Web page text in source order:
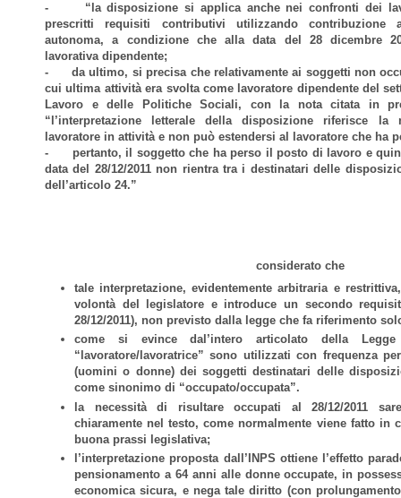
- “la disposizione si applica anche nei confronti dei
prescritti requisiti contributivi utilizzando contribuzione
autonoma, a condizione che alla data del 28 dicembre
lavorativa dipendente;
- da ultimo, si precisa che relativamente ai soggetti non
cui ultima attività era svolta come lavoratore dipendente del
Lavoro e delle Politiche Sociali, con la nota citata in
“l’interpretazione letterale della disposizione riferisce
lavoratore in attività e non può estendersi al lavoratore che ha
- pertanto, il soggetto che ha perso il posto di lavoro e
data del 28/12/2011 non rientra tra i destinatari delle
dell’articolo 24.”
considerato che
tale interpretazione, evidentemente arbitraria e
volontà del legislatore e introduce un secondo
28/12/2011), non previsto dalla legge che fa riferimento
come si evince dal’intero articolato della
“lavoratore/lavoratrice” sono utilizzati con frequenza
(uomini o donne) dei soggetti destinatari delle
come sinonimo di “occupato/occupata”.
la necessità di risultare occupati al 28/12/2011
chiaramente nel testo, come normalmente viene fatto in
buona prassi legislativa;
l’interpretazione proposta dall’INPS ottiene l’effetto
pensionamento a 64 anni alle donne occupate, in
economica sicura, e nega tale diritto (con